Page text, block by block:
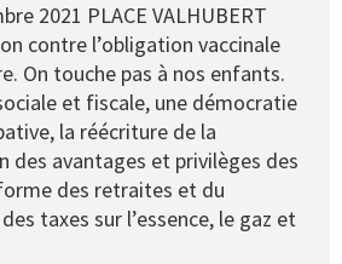
2021 PLACE VALHUBERT
contre l’obligation vaccinale
On touche pas à nos enfants.
et fiscale, une démocratie
la réécriture de la
des avantages et privilèges des
des retraites et du
taxes sur l’essence, le gaz et